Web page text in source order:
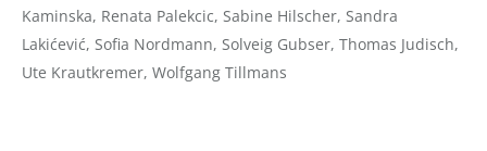
Kaminska, Renata Palekcic, Sabine Hilscher, Sandra
Lakićević, Sofia Nordmann, Solveig Gubser, Thomas Judisch,
Ute Krautkremer, Wolfgang Tillmans